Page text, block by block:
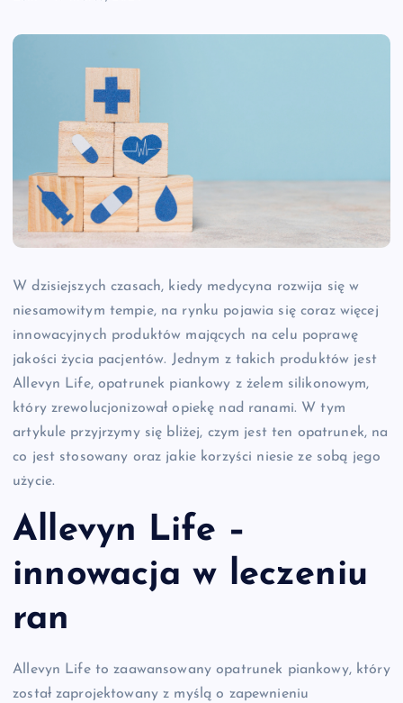
W dzisiejszych czasach, kiedy medycyna rozwija się w
niesamowitym tempie, na rynku pojawia się coraz więcej
innowacyjnych produktów mających na celu poprawę
jakości życia pacjentów. Jednym z takich produktów jest
Allevyn Life, opatrunek piankowy z żelem silikonowym,
który zrewolucjonizował opiekę nad ranami. W tym
artykule przyjrzymy się bliżej, czym jest ten opatrunek, na
co jest stosowany oraz jakie korzyści niesie ze sobą jego
użycie.
Allevyn Life –
innowacja w leczeniu
ran
Allevyn Life to zaawansowany opatrunek piankowy, który
został zaprojektowany z myślą o zapewnieniu